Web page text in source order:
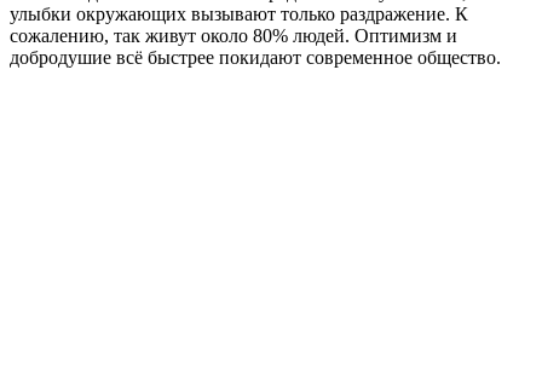
улыбки окружающих вызывают только раздражение. К
сожалению, так живут около 80% людей. Оптимизм и
добродушие всё быстрее покидают современное общество.